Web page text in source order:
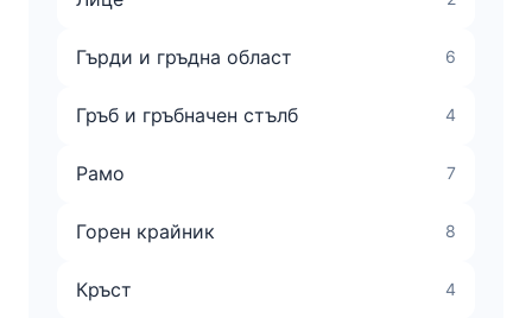
Гърди и гръдна област 6
Гръб и гръбначен стълб 4
Рамо 7
Горен крайник 8
Кръст 4